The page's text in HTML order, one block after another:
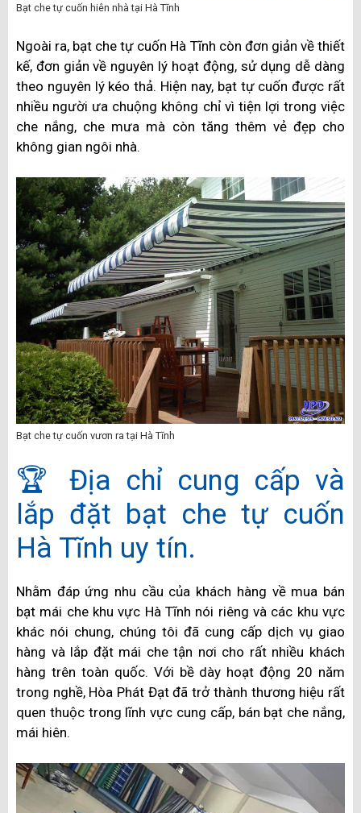
Bạt che tự cuốn hiên nhà tại Hà Tĩnh
Ngoài ra, bạt che tự cuốn Hà Tĩnh còn đơn giản về thiết
kế, đơn giản về nguyên lý hoạt động, sử dụng dễ dàng
theo nguyên lý kéo thả. Hiện nay, bạt tự cuốn được rất
nhiều người ưa chuộng không chỉ vì tiện lợi trong việc
che nắng, che mưa mà còn tăng thêm vẻ đẹp cho
không gian ngôi nhà.
Bạt che tự cuốn vươn ra tại Hà Tĩnh
🏆 Địa chỉ cung cấp và
lắp đặt bạt che tự cuốn
Hà Tĩnh uy tín.
Nhằm đáp ứng nhu cầu của khách hàng về mua bán
bạt mái che khu vực Hà Tĩnh nói riêng và các khu vực
khác nói chung, chúng tôi đã cung cấp dịch vụ giao
hàng và lắp đặt mái che tận nơi cho rất nhiều khách
hàng trên toàn quốc. Với bề dày hoạt động 20 năm
trong nghề, Hòa Phát Đạt đã trở thành thương hiệu rất
quen thuộc trong lĩnh vực cung cấp, bán bạt che nắng,
mái hiên.